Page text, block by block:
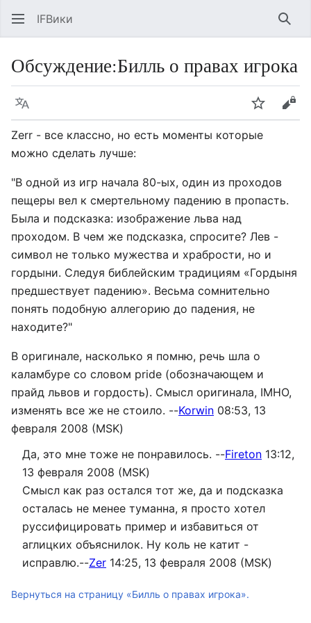
IFВики
Обсуждение:Билль о правах игрока
Язык Следить
Zerr - все классно, но есть моменты которые
можно сделать лучше:
"В одной из игр начала 80-ых, один из проходов
пещеры вел к смертельному падению в пропасть.
Была и подсказка: изображение льва над
проходом. В чем же подсказка, спросите? Лев -
символ не только мужества и храбрости, но и
гордыни. Следуя библейским традициям «Гордыня
предшествует падению». Весьма сомнительно
понять подобную аллегорию до падения, не
находите?"
В оригинале, насколько я помню, речь шла о
каламбуре со словом pride (обозначающем и
прайд львов и гордость). Смысл оригинала, IMHO,
изменять все же не стоило. --Korwin 08:53, 13
февраля 2008 (MSK)
Да, это мне тоже не понравилось. --Fireton 13:12,
13 февраля 2008 (MSK)
Смысл как раз остался тот же, да и подсказка
осталась не менее туманна, я просто хотел
руссифицировать пример и избавиться от
аглицких объяснилок. Ну коль не катит -
исправлю.--Zer 14:25, 13 февраля 2008 (MSK)
Вернуться на страницу «Билль о правах игрока».